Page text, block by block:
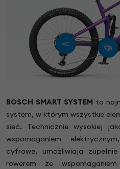
BOSCH SMART SYSTEM to
system, w którym wszystkie
sieć. Technicznie wysokiej
wspomaganiem
cyfrowe, umożliwiają
rowerem ze